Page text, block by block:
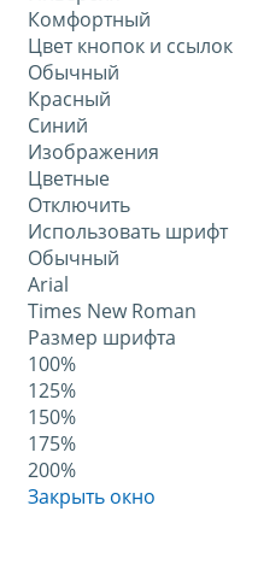
Комфортный
Цвет кнопок и ссылок
Обычный
Красный
Синий
Изображения
Цветные
Отключить
Использовать шрифт
Обычный
Arial
Times New Roman
Размер шрифта
100%
125%
150%
175%
200%
Закрыть окно